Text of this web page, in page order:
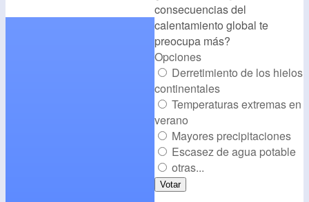
/></a>
consecuencias del
calentamiento global te
preocupa más?
Opciones
Derretimiento de los hielos
continentales
Temperaturas extremas en
verano
Mayores precipitaciones
Escasez de agua potable
otras...